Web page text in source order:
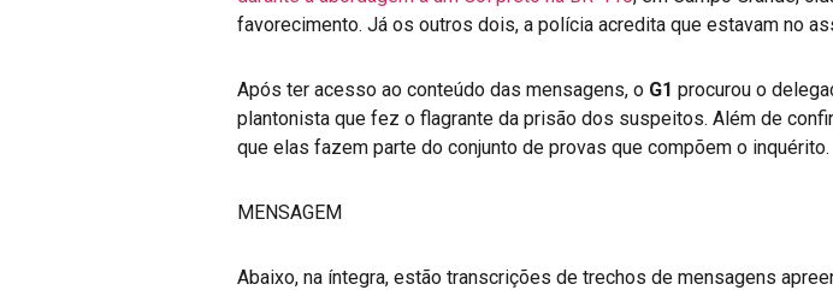
favorecimento. Já os outros dois, a polícia acredita que estavam no
Após ter acesso ao conteúdo das mensagens, o G1 procurou o
plantonista que fez o flagrante da prisão dos suspeitos. Além de
que elas fazem parte do conjunto de provas que compõem o inquérito.
MENSAGEM
Abaixo, na íntegra, estão transcrições de trechos de mensagens